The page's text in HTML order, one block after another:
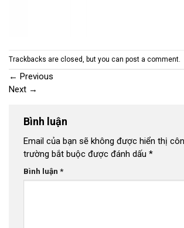
Trackbacks are closed, but you can post a comment.
← Previous
Next →
Bình luận
Email của bạn sẽ không được hiển thị
trường bắt buộc được đánh dấu *
Bình luận *